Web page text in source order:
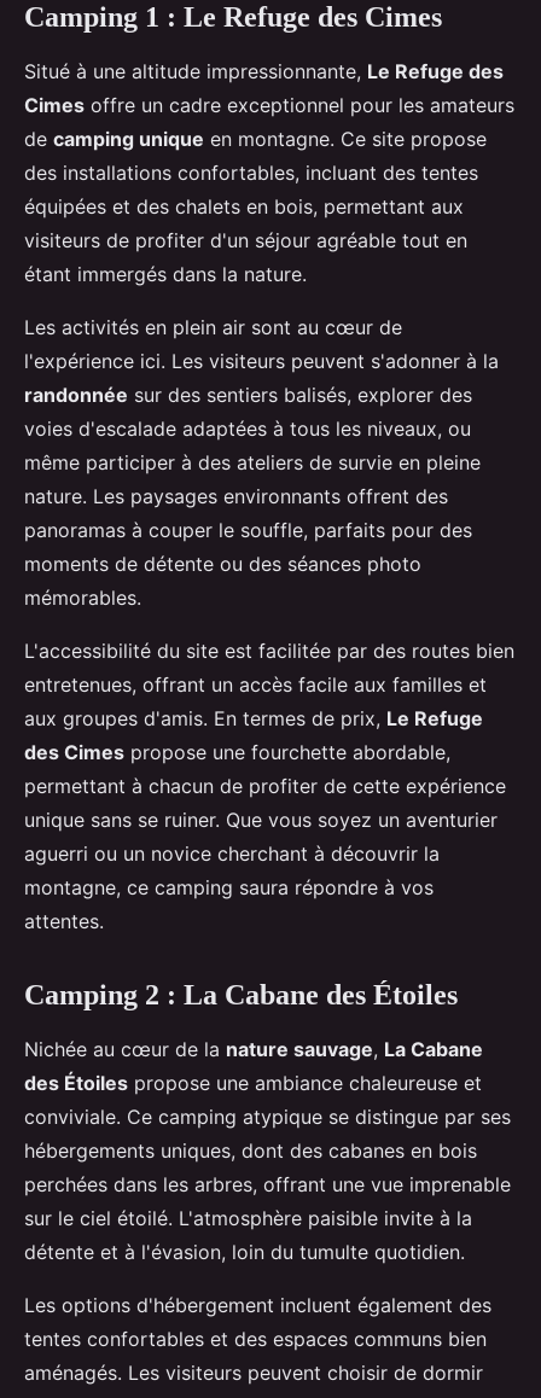
Camping 1 : Le Refuge des Cimes
Situé à une altitude impressionnante, Le Refuge des
Cimes offre un cadre exceptionnel pour les amateurs
de camping unique en montagne. Ce site propose
des installations confortables, incluant des tentes
équipées et des chalets en bois, permettant aux
visiteurs de profiter d'un séjour agréable tout en
étant immergés dans la nature.
Les activités en plein air sont au cœur de
l'expérience ici. Les visiteurs peuvent s'adonner à la
randonnée sur des sentiers balisés, explorer des
voies d'escalade adaptées à tous les niveaux, ou
même participer à des ateliers de survie en pleine
nature. Les paysages environnants offrent des
panoramas à couper le souffle, parfaits pour des
moments de détente ou des séances photo
mémorables.
L'accessibilité du site est facilitée par des routes bien
entretenues, offrant un accès facile aux familles et
aux groupes d'amis. En termes de prix, Le Refuge
des Cimes propose une fourchette abordable,
permettant à chacun de profiter de cette expérience
unique sans se ruiner. Que vous soyez un aventurier
aguerri ou un novice cherchant à découvrir la
montagne, ce camping saura répondre à vos
attentes.
Camping 2 : La Cabane des Étoiles
Nichée au cœur de la nature sauvage, La Cabane
des Étoiles propose une ambiance chaleureuse et
conviviale. Ce camping atypique se distingue par ses
hébergements uniques, dont des cabanes en bois
perchées dans les arbres, offrant une vue imprenable
sur le ciel étoilé. L'atmosphère paisible invite à la
détente et à l'évasion, loin du tumulte quotidien.
Les options d'hébergement incluent également des
tentes confortables et des espaces communs bien
aménagés. Les visiteurs peuvent choisir de dormir